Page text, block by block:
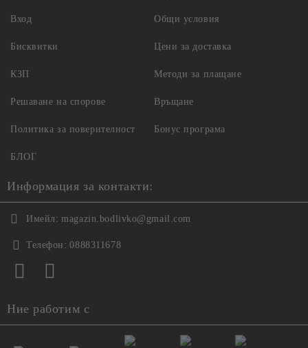
Вход Общи условия
Бисквитки
КЗП
Решаване на спорове
Политика за поверителност
Цени за доставка
Методи за плащане
Връщане
Бонус програма
БЛОГ
Информация за контакти:
Имейл: magazin.bodlivko@gmail.com
Телефон: 0888311678
Ние работим с